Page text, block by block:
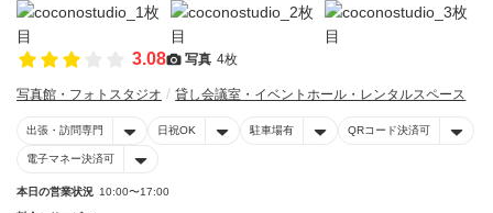
3.08 写真 4枚
写真館・フォトスタジオ 貸し会議室・イベントホール・レンタルスペース
出張・訪問専門 日祝OK 駐車場有 QRコード決済可
電子マネー決済可
本日の営業状況 10:00〜17:00